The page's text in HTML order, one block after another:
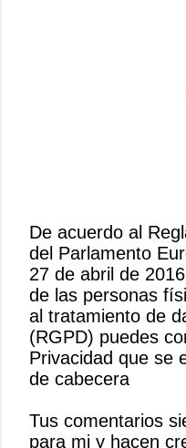
P
u
b
l
i
c
a
u
De acuerdo al
del Parlamento
27 de abril de
de las personas
al tratamiento de
(RGPD) puedes
Privacidad que se
de cabecera
Tus comentarios
para mi y hacen